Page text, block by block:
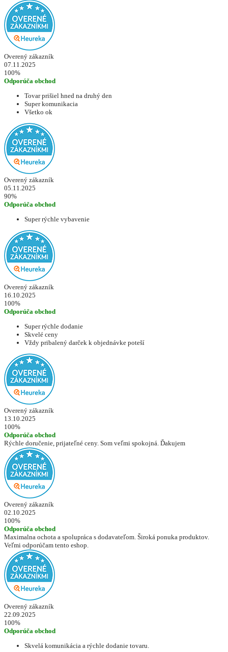
Overený zákazník
07.11.2025
100%
Odporúča obchod
Tovar prišiel hned na druhý den
Super komunikacia
Všetko ok
Overený zákazník
05.11.2025
90%
Odporúča obchod
Super rýchle vybavenie
Overený zákazník
16.10.2025
100%
Odporúča obchod
Super rýchle dodanie
Skvelé ceny
Vždy pribalený darček k objednávke poteší
Overený zákazník
13.10.2025
100%
Odporúča obchod
Rýchle doručenie, prijateľné ceny. Som veľmi spokojná. Ďakujem
Overený zákazník
02.10.2025
100%
Odporúča obchod
Maximalna ochota a spolupráca s dodavateľom. Široká ponuka produktov.
Veľmi odporúčam tento eshop.
Overený zákazník
22.09.2025
100%
Odporúča obchod
Skvelá komunikácia a rýchle dodanie tovaru.